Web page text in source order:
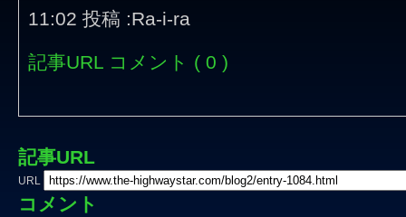
11:02 投稿 :Ra-i-ra
記事URL コメント ( 0 )
記事URL
URL
コメント